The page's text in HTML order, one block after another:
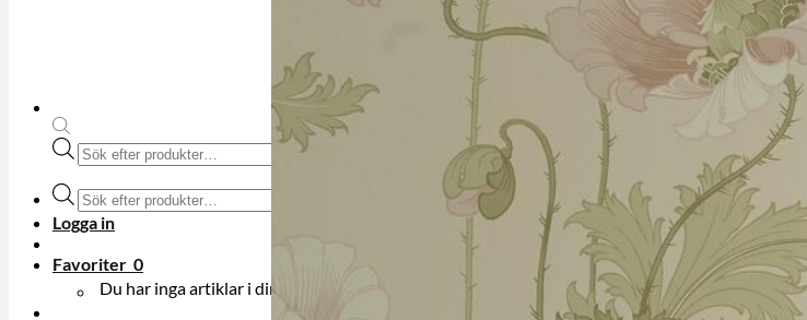
Produktsökning
Produktsökning
Logga in
Favoriter 0
Du har inga artiklar i din onskelista.